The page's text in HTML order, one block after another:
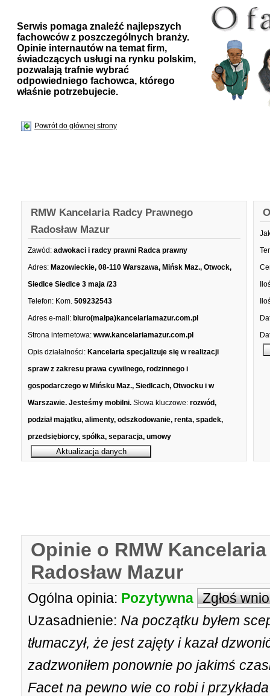
Serwis pomaga znaleźć najlepszych
fachowców z poszczególnych branży.
Opinie internautów na temat firm,
świadczących usługi na rynku polskim,
pozwalają trafnie wybrać
odpowiedniego fachowca, którego
właśnie potrzebujecie.
Powrót do głównej strony
RMW Kancelaria Radcy Prawnego
Radosław Mazur
Zawód: adwokaci i radcy prawni Radca prawny
Adres: Mazowieckie, 08-110 Warszawa, Mińsk Maz., Otwock,
Siedlce Siedlce 3 maja /23
Telefon: Kom. 509232543
Adres e-mail: biuro(małpa)kancelariamazur.com.pl
Strona internetowa: www.kancelariamazur.com.pl
Opis działalności: Kancelaria specjalizuje się w realizacji
spraw z zakresu prawa cywilnego, rodzinnego i
gospodarczego w Mińsku Maz., Siedlcach, Otwocku i w
Warszawie. Jesteśmy mobilni. Słowa kluczowe: rozwód,
podział majątku, alimenty, odszkodowanie, renta, spadek,
przedsiębiorcy, spółka, separacja, umowy
Opinie o RMW
Radosław Mazur
Ogólna opinia: Pozytywna Zgłoś
Uzasadnienie: Na początku byłem
tłumaczył, że jest zajęty i kazał
zadzwoniłem ponownie po jakimś
Facet na pewno wie co robi i